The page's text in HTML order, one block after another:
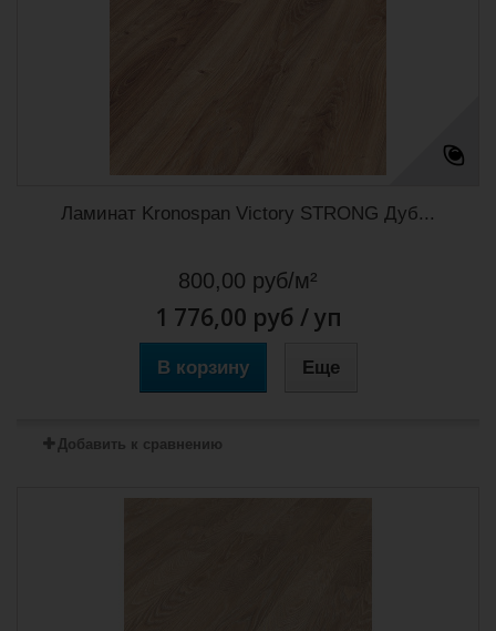
Ламинат Kronospan Victory STRONG Дуб...
800,00 руб/м²
1 776,00 руб / уп
В корзину Еще
Добавить к сравнению